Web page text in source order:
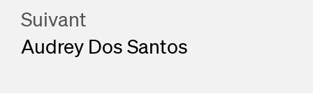
Suivant
Audrey Dos Santos